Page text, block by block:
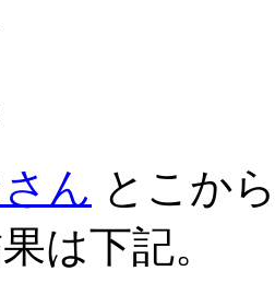
ん とこか
は下記。